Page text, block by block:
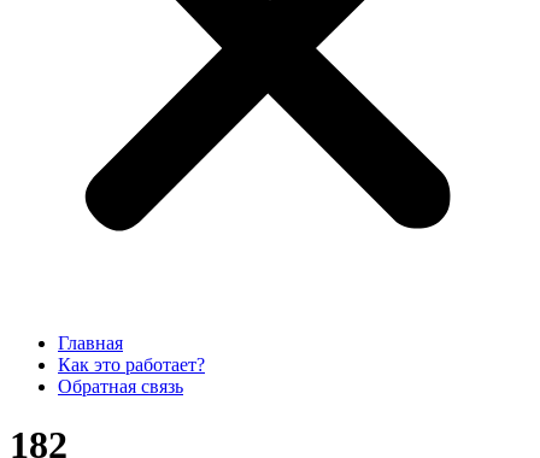
Главная
Как это работает?
Обратная связь
182